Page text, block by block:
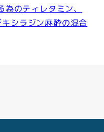
のティレタミン、
シラジン麻酔の混合